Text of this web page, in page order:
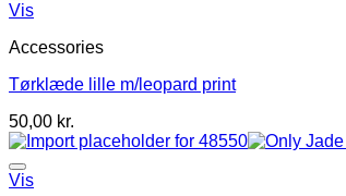
Vis
Accessories
Tørklæde lille m/leopard print
50,00 kr.
Vis